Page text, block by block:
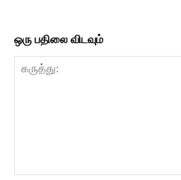
ஒரு பதிலை விடவும்